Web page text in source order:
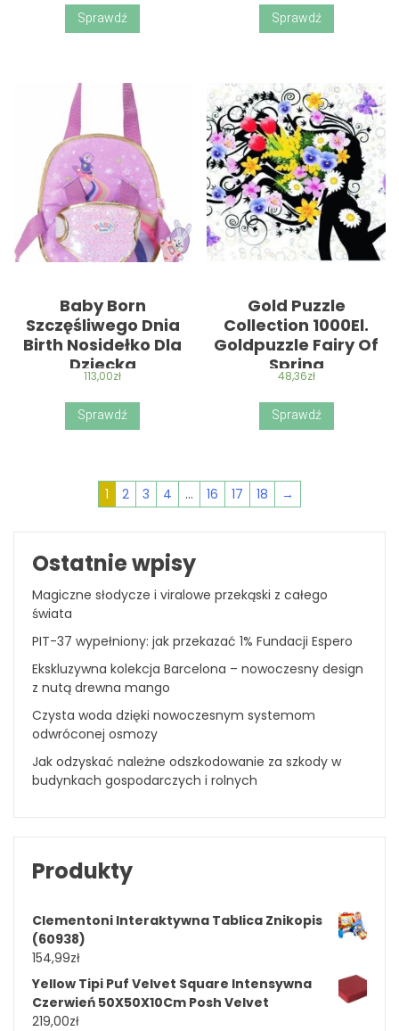
Sprawdź Sprawdź
Baby Born
Szczęśliwego Dnia
Birth Nosidełko Dla
Dziecka
113,00zł
Sprawdź
Gold Puzzle
Collection 1000El.
Goldpuzzle Fairy Of
Spring
48,36zł
Sprawdź
1 2 3 4 … 16 17 18 →
Ostatnie wpisy
Magiczne słodycze i viralowe przekąski z całego
świata
PIT-37 wypełniony: jak przekazać 1% Fundacji Espero
Ekskluzywna kolekcja Barcelona – nowoczesny design
z nutą drewna mango
Czysta woda dzięki nowoczesnym systemom
odwróconej osmozy
Jak odzyskać należne odszkodowanie za szkody w
budynkach gospodarczych i rolnych
Produkty
Clementoni Interaktywna Tablica Znikopis
(60938)
154,99zł
Yellow Tipi Puf Velvet Square Intensywna
Czerwień 50X50X10Cm Posh Velvet
219,00zł